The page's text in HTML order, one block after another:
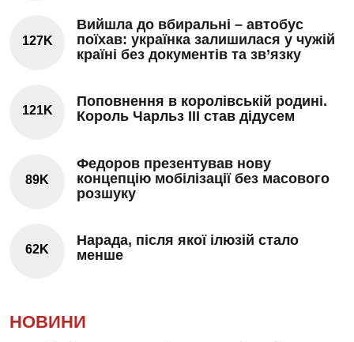
127K
Вийшла до вбиральні – автобус
поїхав: українка залишилася у чужій
країні без документів та зв’язку
121K
Поповнення в королівській родині.
Король Чарльз III став дідусем
89K
Федоров презентував нову
концепцію мобілізації без масового
розшуку
62K
Нарада, після якої ілюзій стало
менше
НОВИНИ